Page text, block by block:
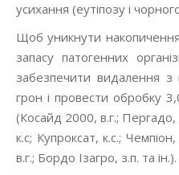
усихання (еутіпозу і
Щоб уникнути
запасу патогенних
забезпечити видалення
грон і провести обробку
(Косайд 2000, в.г.; Пергадо,
к.с; Купроксат, к.с.;
в.г.; Бордо Ізагро, з.п. та ін.).